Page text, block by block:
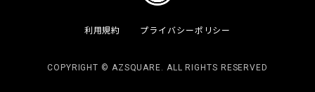
利用規約 プライバシーポリシー
COPYRIGHT © AZSQUARE. ALL RIGHTS RESERVED